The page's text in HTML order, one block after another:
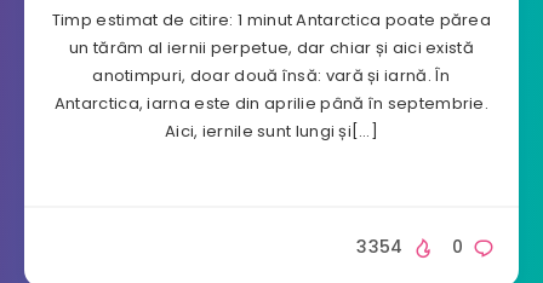
Timp estimat de citire: 1 minut Antarctica poate părea
un tărâm al iernii perpetue, dar chiar și aici există
anotimpuri, doar două însă: vară și iarnă. În
Antarctica, iarna este din aprilie până în septembrie.
Aici, iernile sunt lungi și[…]
0
3354